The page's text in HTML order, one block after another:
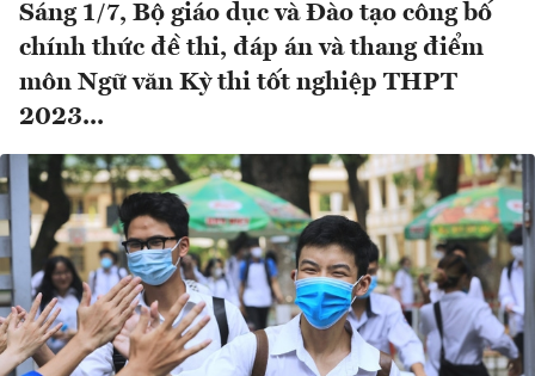
Sáng 1/7, Bộ giáo dục và Đào tạo công bố
chính thức đề thi, đáp án và thang điểm
môn Ngữ văn Kỳ thi tốt nghiệp THPT
2023...